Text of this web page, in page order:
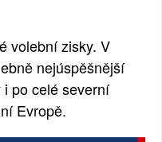
volební zisky. V
nejúspěšnější
po celé severní
Evropě.